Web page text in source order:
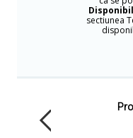
sectiunea